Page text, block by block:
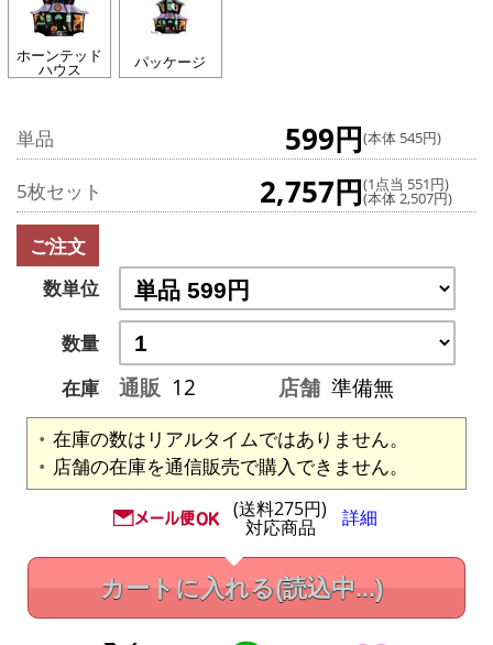
ホーンテッド
ハウス パッケージ
単品 599円(本体 545円)
5枚セット 2,757円(1点当 551円)
(本体 2,507円)
ご注文
数単位
数量
在庫
通販 12 店舗 準備無
在庫の数はリアルタイムではありません。
店舗の在庫を通信販売で購入できません。
(送料275円)
対応商品 詳細
カートに入れる(読込中...)